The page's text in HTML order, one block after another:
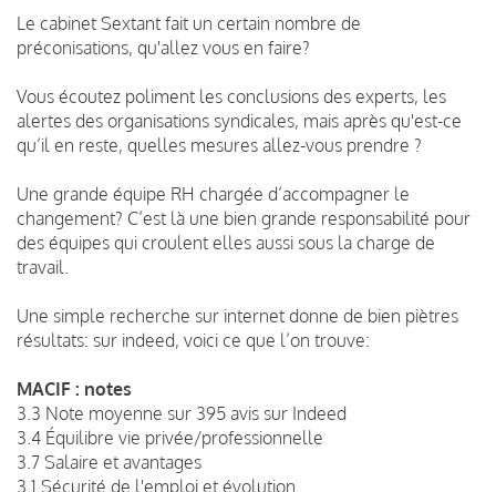
Le cabinet Sextant fait un certain nombre de
préconisations, qu'allez vous en faire?
Vous écoutez poliment les conclusions des experts, les
alertes des organisations syndicales, mais après qu'est-ce
qu’il en reste, quelles mesures allez-vous prendre ?
Une grande équipe RH chargée d’accompagner le
changement? C’est là une bien grande responsabilité pour
des équipes qui croulent elles aussi sous la charge de
travail.
Une simple recherche sur internet donne de bien piètres
résultats: sur indeed, voici ce que l’on trouve:
MACIF : notes
3.3 Note moyenne sur 395 avis sur Indeed
3.4 Équilibre vie privée/professionnelle
3.7 Salaire et avantages
3.1 Sécurité de l'emploi et évolution